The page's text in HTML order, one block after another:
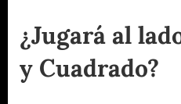
¿Jugará al
y Cuadrado?